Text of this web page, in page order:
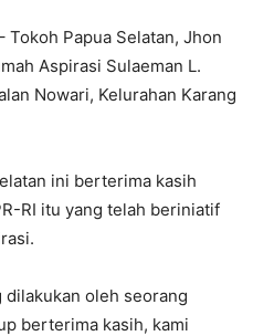
Tokoh Papua Selatan, Jhon
Aspirasi Sulaeman L.
Nowari, Kelurahan Karang
ini berterima kasih
RI itu yang telah beriniatif
dilakukan oleh seorang
berterima kasih, kami